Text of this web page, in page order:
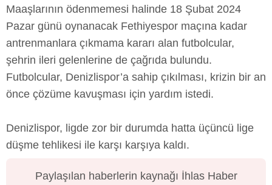
Maaşlarının ödenmemesi halinde 18 Şubat 2024
Pazar günü oynanacak Fethiyespor maçına kadar
antrenmanlara çıkmama kararı alan futbolcular,
şehrin ileri gelenlerine de çağrıda bulundu.
Futbolcular, Denizlispor’a sahip çıkılması, krizin bir an
önce çözüme kavuşması için yardım istedi.
Denizlispor, ligde zor bir durumda hatta üçüncü lige
düşme tehlikesi ile karşı karşıya kaldı.
Paylaşılan haberlerin kaynağı İhlas Haber